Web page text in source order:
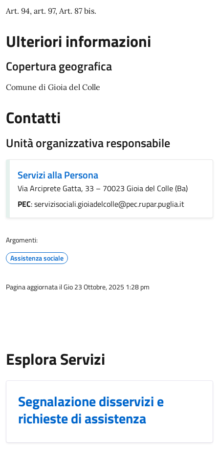
Art. 94, art. 97, Art. 87 bis.
Ulteriori informazioni
Copertura geografica
Comune di Gioia del Colle
Contatti
Unità organizzativa responsabile
Servizi alla Persona
Via Arciprete Gatta, 33 – 70023 Gioia del Colle (Ba)
PEC: servizisociali.gioiadelcolle@pec.rupar.puglia.it
Argomenti:
Assistenza sociale
Pagina aggiornata il Gio 23 Ottobre, 2025 1:28 pm
Esplora Servizi
Segnalazione disservizi e
richieste di assistenza